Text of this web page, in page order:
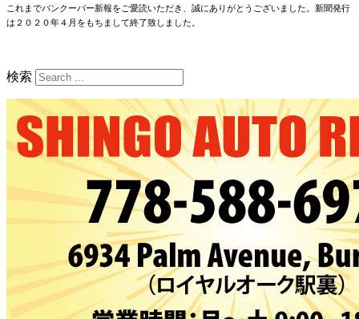
これまでバンクーバー新報をご愛読いただき、誠にありがとうございました。新聞発行
は２０２０年４月をもちまして終了致しました。
検索